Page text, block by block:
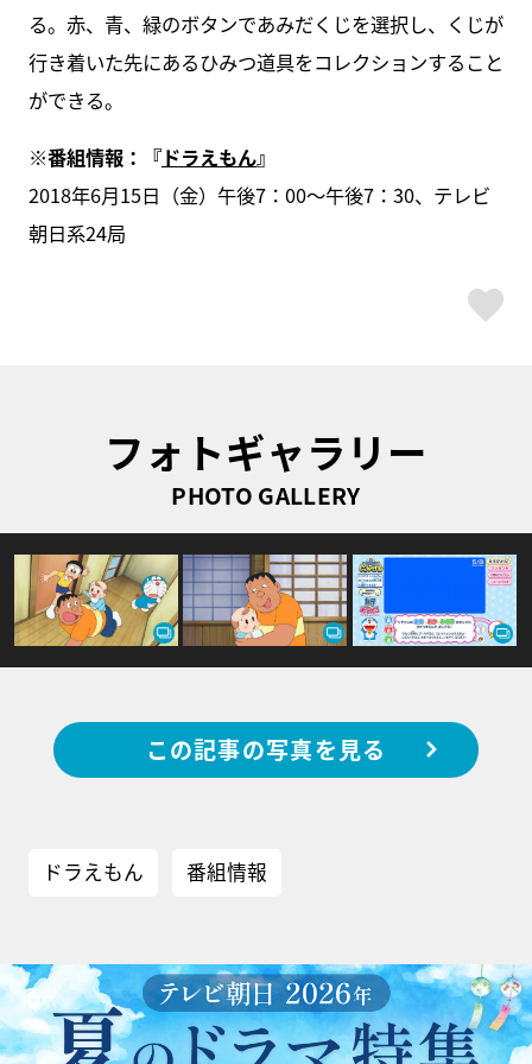
る。赤、青、緑のボタンであみだくじを選択し、くじが
行き着いた先にあるひみつ道具をコレクションすること
ができる。
※番組情報：『ドラえもん』
2018年6月15日（金）午後7：00～午後7：30、テレビ
朝日系24局
フォトギャラリー
PHOTO GALLERY
この記事の写真を見る
ドラえもん 番組情報